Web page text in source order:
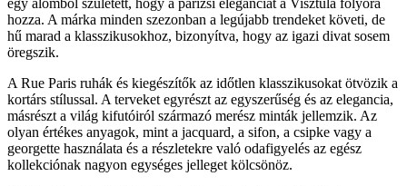
egy álomból született, hogy a párizsi eleganciát a Visztula folyóra
hozza. A márka minden szezonban a legújabb trendeket követi, de
hű marad a klasszikusokhoz, bizonyítva, hogy az igazi divat sosem
öregszik.
A Rue Paris ruhák és kiegészítők az időtlen klasszikusokat ötvözik a
kortárs stílussal. A terveket egyrészt az egyszerűség és az elegancia,
másrészt a világ kifutóiról származó merész minták jellemzik. Az
olyan értékes anyagok, mint a jacquard, a sifon, a csipke vagy a
georgette használata és a részletekre való odafigyelés az egész
kollekciónak nagyon egységes jelleget kölcsönöz.